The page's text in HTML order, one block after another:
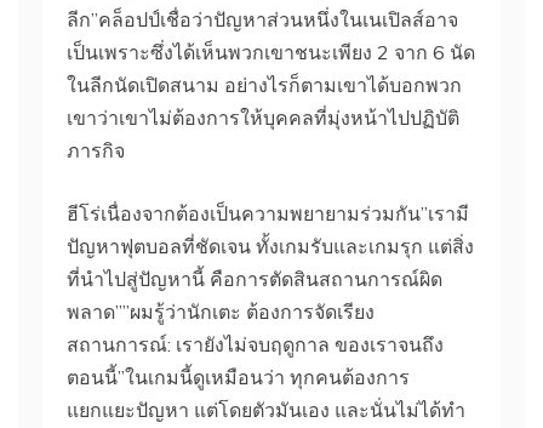
ลีก”คล็อปป์เชื่อว่าปัญหาส่วนหนึ่งในเนเปิลส์อาจ
เป็นเพราะซึ่งได้เห็นพวกเขาชนะเพียง 2 จาก 6 นัด
ในลีกนัดเปิดสนาม อย่างไรก็ตามเขาได้บอกพวก
เขาว่าเขาไม่ต้องการให้บุคคลที่มุ่งหน้าไปปฏิบัติ
ภารกิจ
ฮีโร่เนื่องจากต้องเป็นความพยายามร่วมกัน”เรามี
ปัญหาฟุตบอลที่ชัดเจน ทั้งเกมรับและเกมรุก แต่สิ่ง
ที่นําไปสู่ปัญหานี้ คือการตัดสินสถานการณ์ผิด
พลาด””ผมรู้ว่านักเตะ ต้องการจัดเรียง
สถานการณ์: เรายังไม่จบฤดูกาล ของเราจนถึง
ตอนนี้”ในเกมนี้ดูเหมือนว่า ทุกคนต้องการ
แยกแยะปัญหา แต่โดยตัวมันเอง และนั่นไม่ได้ทํา